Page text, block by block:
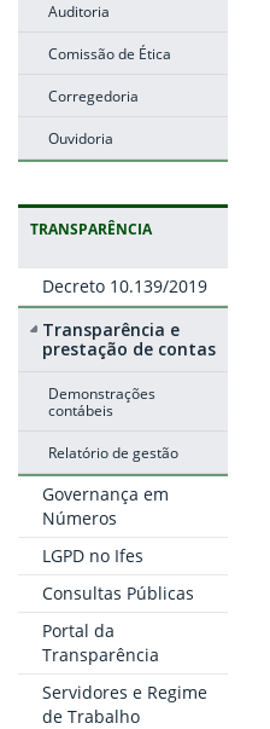
Auditoria
Comissão de Ética
Corregedoria
Ouvidoria
TRANSPARÊNCIA
Decreto 10.139/2019
Transparência e
prestação de contas
Demonstrações
contábeis
Relatório de gestão
Governança em
Números
LGPD no Ifes
Consultas Públicas
Portal da
Transparência
Servidores e Regime
de Trabalho